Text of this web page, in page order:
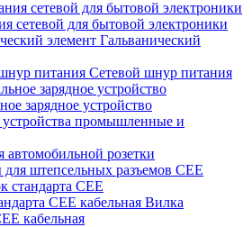
сетевой для бытовой электроники
Гальванический
Сетевой шнур питания
зарядное устройство
промышленные и
автомобильной розетки
для штепсельных разъемов CEE
стандарта CEE
Вилка
кабельная